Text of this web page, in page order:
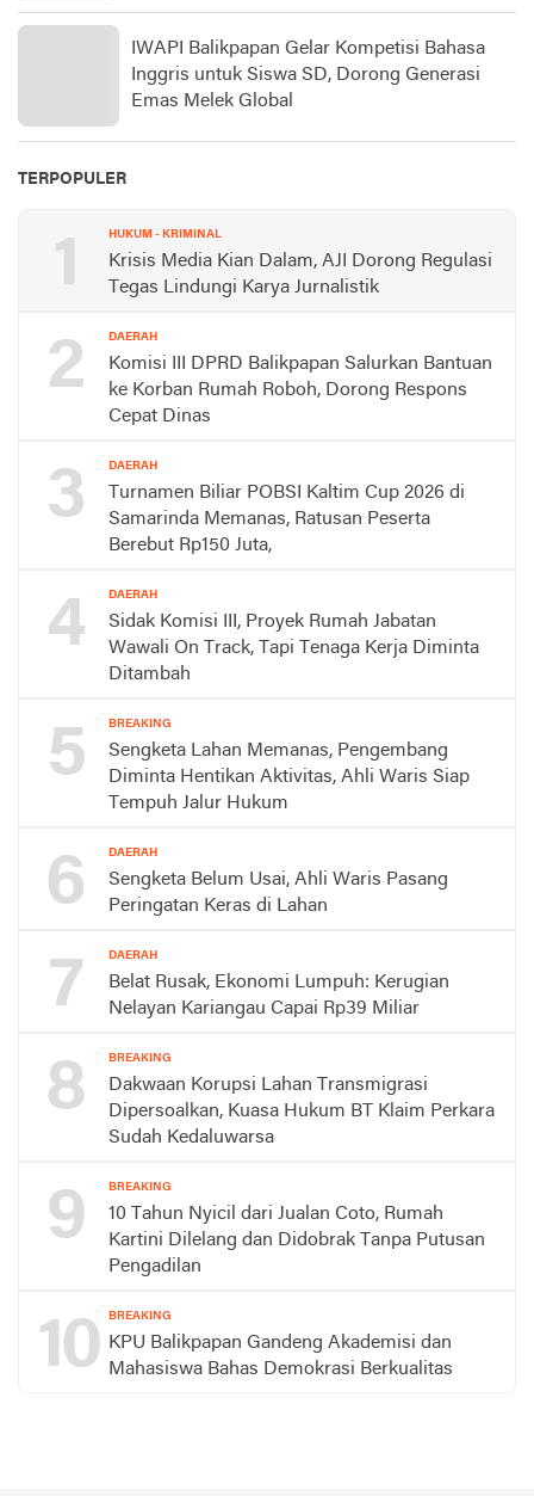
IWAPI Balikpapan Gelar Kompetisi Bahasa
Inggris untuk Siswa SD, Dorong Generasi
Emas Melek Global
TERPOPULER
1 HUKUM - KRIMINAL
Krisis Media Kian Dalam, AJI Dorong Regulasi
Tegas Lindungi Karya Jurnalistik
2 DAERAH
Komisi III DPRD Balikpapan Salurkan Bantuan
ke Korban Rumah Roboh, Dorong Respons
Cepat Dinas
3 DAERAH
Turnamen Biliar POBSI Kaltim Cup 2026 di
Samarinda Memanas, Ratusan Peserta
Berebut Rp150 Juta,
4 DAERAH
Sidak Komisi III, Proyek Rumah Jabatan
Wawali On Track, Tapi Tenaga Kerja Diminta
Ditambah
5 BREAKING
Sengketa Lahan Memanas, Pengembang
Diminta Hentikan Aktivitas, Ahli Waris Siap
Tempuh Jalur Hukum
6 DAERAH
Sengketa Belum Usai, Ahli Waris Pasang
Peringatan Keras di Lahan
7 DAERAH
Belat Rusak, Ekonomi Lumpuh: Kerugian
Nelayan Kariangau Capai Rp39 Miliar
8 BREAKING
Dakwaan Korupsi Lahan Transmigrasi
Dipersoalkan, Kuasa Hukum BT Klaim Perkara
Sudah Kedaluwarsa
9 BREAKING
10 Tahun Nyicil dari Jualan Coto, Rumah
Kartini Dilelang dan Didobrak Tanpa Putusan
Pengadilan
10 BREAKING
KPU Balikpapan Gandeng Akademisi dan
Mahasiswa Bahas Demokrasi Berkualitas